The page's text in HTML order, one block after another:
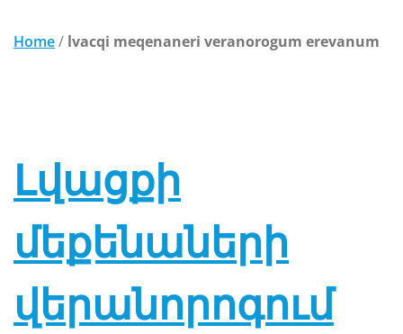
Home/ lvacqi meqenaneri veranorogum erevanum
Լվացքի
մեքենաների
վերանորոգում